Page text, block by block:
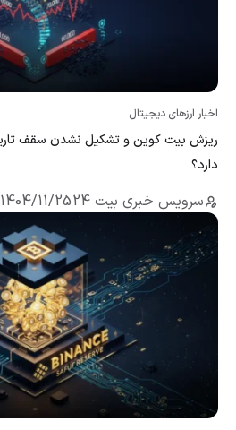
اخبار ارزهای دیجیتال
دارد؟
سرویس خبری بیت 24 1404/11/25